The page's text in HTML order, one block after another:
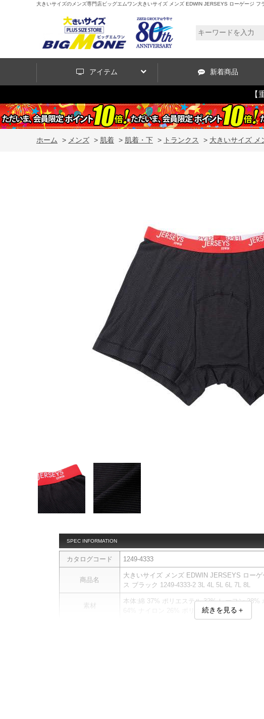
大きいサイズのメンズ専門店ビッグエムワン大きいサイズ メンズ EDWIN JERSEYS ローゲージ
アイテム 新着商品
【
ホーム > メンズ > 肌着 > 肌着・下 > トランクス > 大きいサイズ メ
SPEC INFORMATION
カタログコード 1249-4333
商品名
大きいサイズ メンズ EDWIN JERSEYS ロー
ス ブラック 1249-4333-2 3L 4L 5L 6L 7L 8L
素材
本体:綿 37% ポリエステル 32% レーヨン 28%
64% ナイロン 26% ポリウレタン 10%
サイズ表のウエストサイズは適応範囲となりま
続きを見る＋